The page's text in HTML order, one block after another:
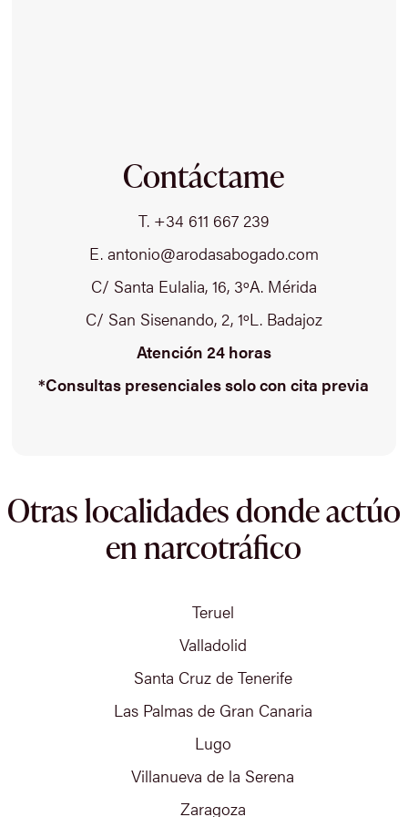
Contáctame
T. +34 611 667 239
E. antonio@arodasabogado.com
C/ Santa Eulalia, 16, 3ºA. Mérida
C/ San Sisenando, 2, 1ºL. Badajoz
Atención 24 horas
*Consultas presenciales solo con cita previa
Otras localidades donde actúo
en narcotráfico
Teruel
Valladolid
Santa Cruz de Tenerife
Las Palmas de Gran Canaria
Lugo
Villanueva de la Serena
Zaragoza